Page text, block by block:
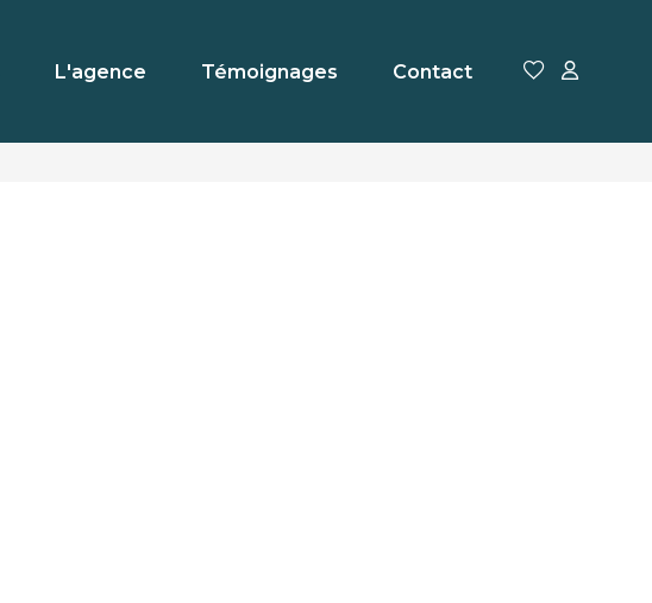
L'agence Témoignages Contact